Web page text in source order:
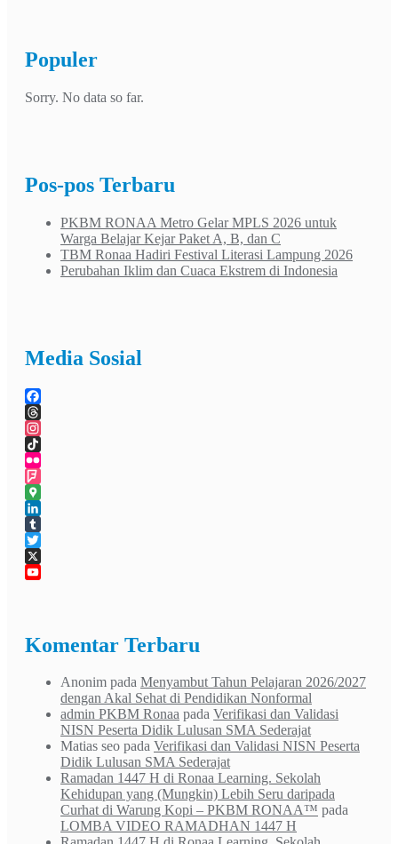
Populer
Sorry. No data so far.
Pos-pos Terbaru
PKBM RONAA Metro Gelar MPLS 2026 untuk
Warga Belajar Kejar Paket A, B, dan C
TBM Ronaa Hadiri Festival Literasi Lampung 2026
Perubahan Iklim dan Cuaca Ekstrem di Indonesia
Media Sosial
Facebook
Threads
Instagram
TikTok
Flickr
Foursquare
Google
Maps
LinkedIn
Tumblr
Twitter
X
Komentar Terbaru
Anonim pada Menyambut Tahun Pelajaran 2026/2027
dengan Akal Sehat di Pendidikan Nonformal
admin PKBM Ronaa pada Verifikasi dan Validasi
NISN Peserta Didik Lulusan SMA Sederajat
Matias seo pada Verifikasi dan Validasi NISN Peserta
Didik Lulusan SMA Sederajat
Ramadan 1447 H di Ronaa Learning. Sekolah
Kehidupan yang (Mungkin) Lebih Seru daripada
Curhat di Warung Kopi – PKBM RONAA™ pada
LOMBA VIDEO RAMADHAN 1447 H